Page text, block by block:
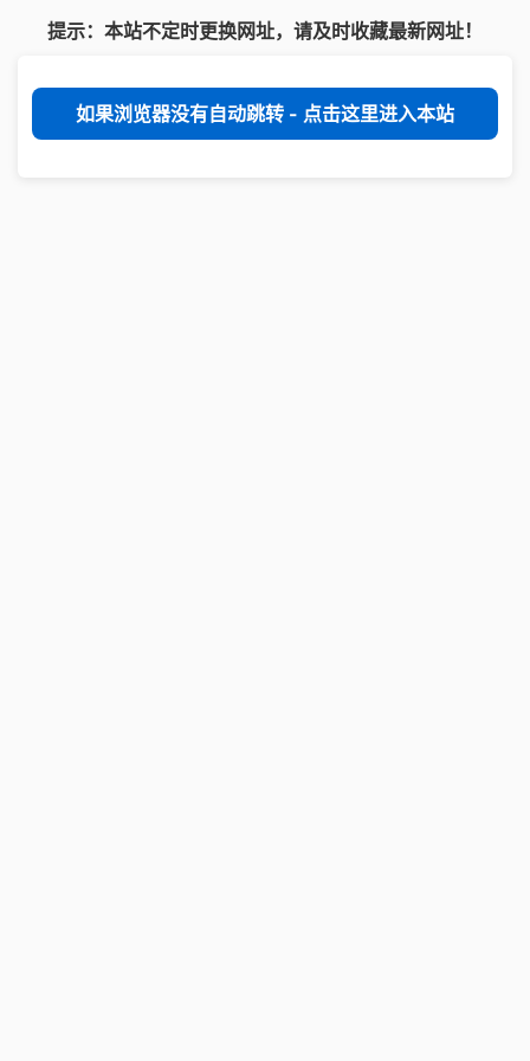
提示：本站不定时更换网址，请及时收藏最新网址！
如果浏览器没有自动跳转 - 点击这里进入本站